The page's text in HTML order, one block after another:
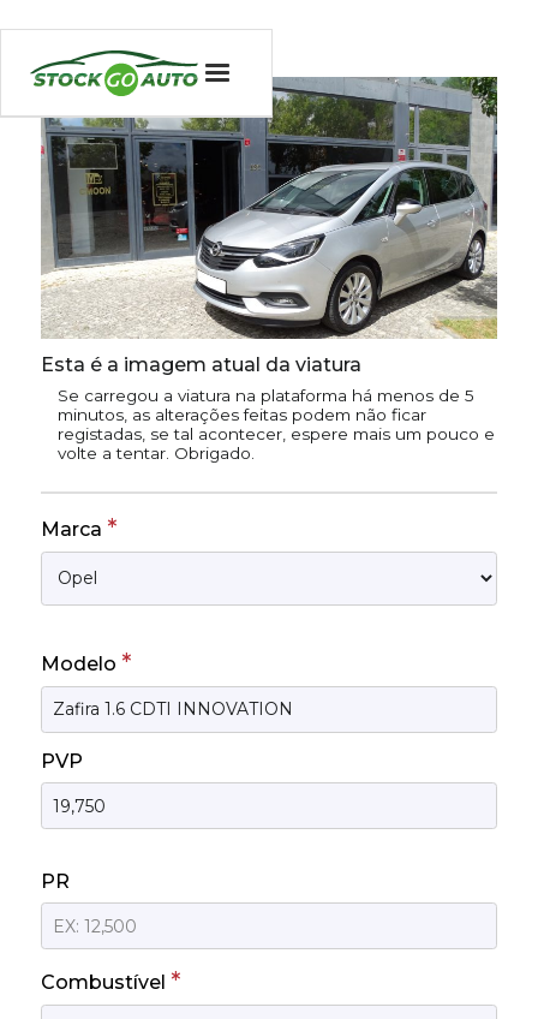
Esta é a imagem atual da viatura
Se carregou a viatura na plataforma há menos de 5
minutos, as alterações feitas podem não ficar
registadas, se tal acontecer, espere mais um pouco e
volte a tentar. Obrigado.
Marca *
Modelo *
PVP
PR
Combustível *